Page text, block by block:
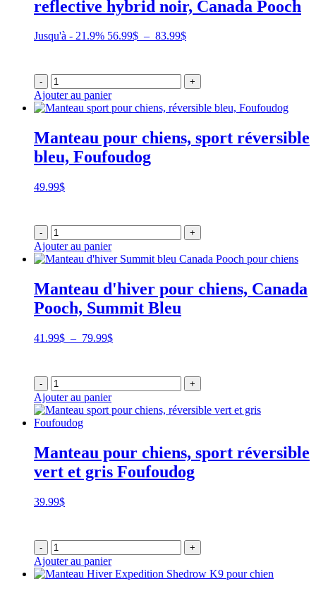
reflective hybrid noir, Canada Pooch
Jusqu'à - 21.9% 56.99$ – 83.99$Plage
56.99$
à
- +
Ajouter au panier
Manteau pour chiens, sport réversible
bleu, Foufoudog
49.99$
- +
Ajouter au panier
Manteau d'hiver pour chiens, Canada
Pooch, Summit Bleu
41.99$ – 79.99$Plage
41.99$
à
- +
Ajouter au panier
Manteau pour chiens, sport réversible
vert et gris Foufoudog
39.99$
- +
Ajouter au panier